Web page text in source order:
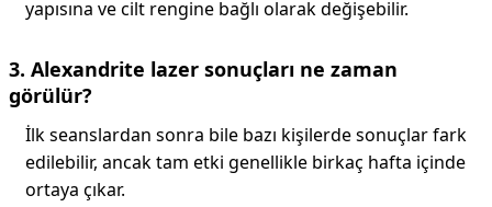
yapısına ve cilt rengine bağlı olarak değişebilir.
3. Alexandrite lazer sonuçları ne zaman
görülür?
İlk seanslardan sonra bile bazı kişilerde sonuçlar fark
edilebilir, ancak tam etki genellikle birkaç hafta içinde
ortaya çıkar.